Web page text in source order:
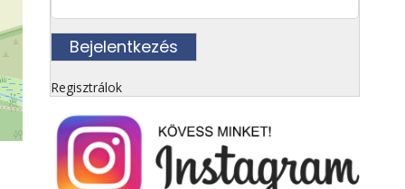
Regisztrálok